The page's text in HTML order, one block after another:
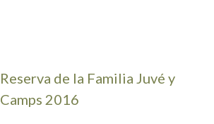
Reserva de la Familia Juvé y
Camps 2016